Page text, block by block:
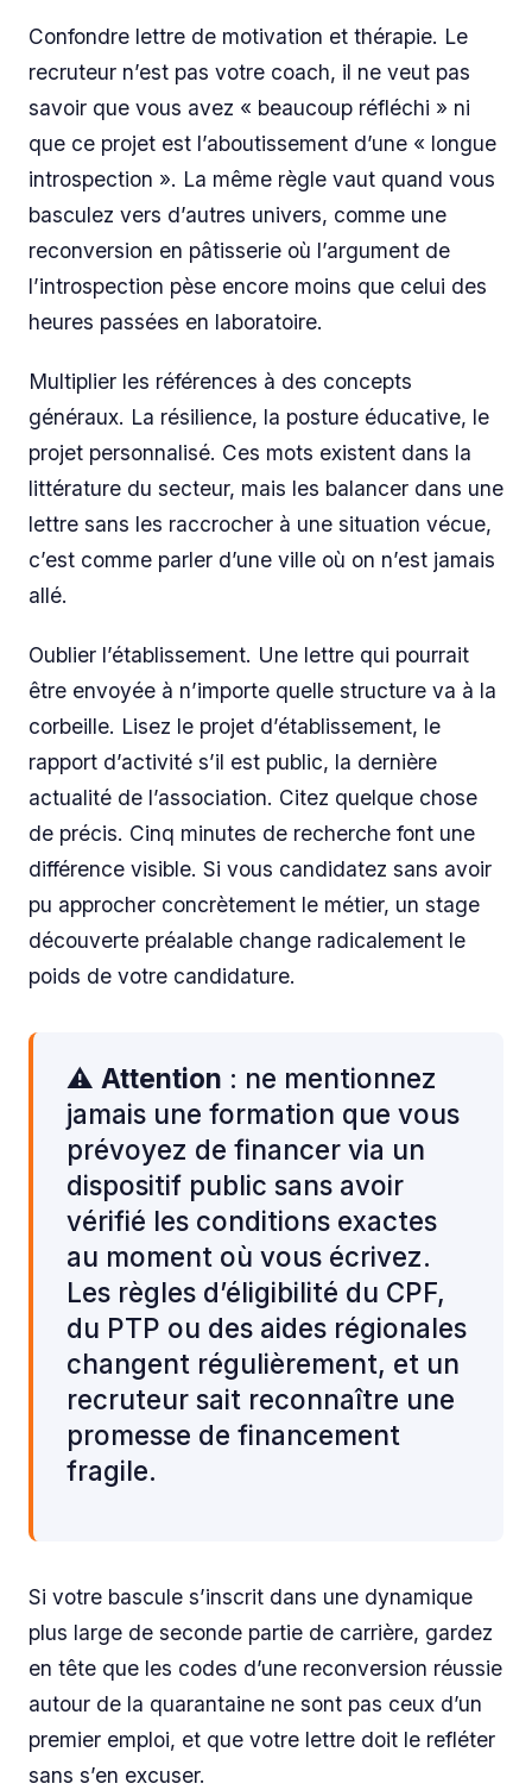
Confondre lettre de motivation et thérapie. Le
recruteur n’est pas votre coach, il ne veut pas
savoir que vous avez « beaucoup réfléchi » ni
que ce projet est l’aboutissement d’une « longue
introspection ». La même règle vaut quand vous
basculez vers d’autres univers, comme une
reconversion en pâtisserie où l’argument de
l’introspection pèse encore moins que celui des
heures passées en laboratoire.
Multiplier les références à des concepts
généraux. La résilience, la posture éducative, le
projet personnalisé. Ces mots existent dans la
littérature du secteur, mais les balancer dans une
lettre sans les raccrocher à une situation vécue,
c’est comme parler d’une ville où on n’est jamais
allé.
Oublier l’établissement. Une lettre qui pourrait
être envoyée à n’importe quelle structure va à la
corbeille. Lisez le projet d’établissement, le
rapport d’activité s’il est public, la dernière
actualité de l’association. Citez quelque chose
de précis. Cinq minutes de recherche font une
différence visible. Si vous candidatez sans avoir
pu approcher concrètement le métier, un stage
découverte préalable change radicalement le
poids de votre candidature.
⚠️ Attention : ne mentionnez
jamais une formation que vous
prévoyez de financer via un
dispositif public sans avoir
vérifié les conditions exactes
au moment où vous écrivez.
Les règles d’éligibilité du CPF,
du PTP ou des aides régionales
changent régulièrement, et un
recruteur sait reconnaître une
promesse de financement
fragile.
Si votre bascule s’inscrit dans une dynamique
plus large de seconde partie de carrière, gardez
en tête que les codes d’une reconversion réussie
autour de la quarantaine ne sont pas ceux d’un
premier emploi, et que votre lettre doit le refléter
sans s’en excuser.